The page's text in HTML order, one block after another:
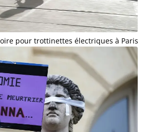
pour trottinettes électriques à Paris